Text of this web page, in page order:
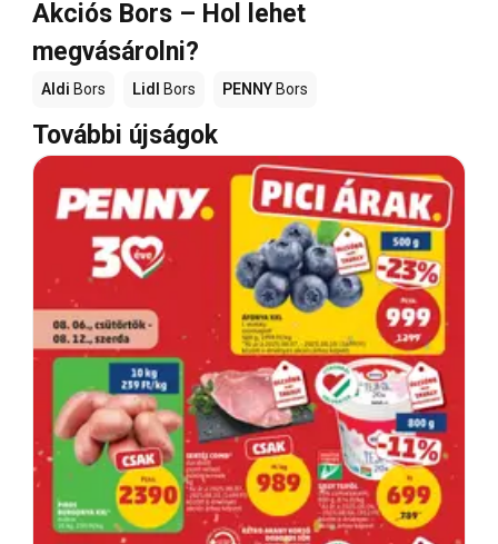
Akciós Bors – Hol lehet
megvásárolni?
Aldi Bors Lidl Bors PENNY Bors
További újságok